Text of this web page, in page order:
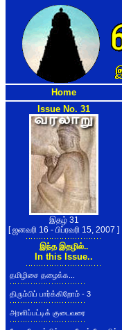
Home
Issue No. 31
இதழ் 31
[ ஜனவரி 16 - பிப்ரவரி 15, 2007 ]
இந்த இதழில்..
In this Issue..
தமிழிசை தழைக்க...
திரும்பிப் பார்க்கிறோம் - 3
அரளிப்பட்டிக் குடைவரை